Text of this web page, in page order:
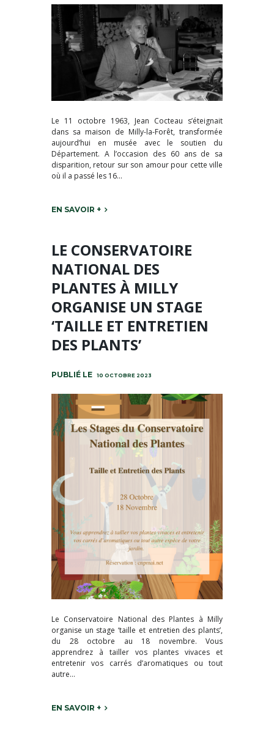
Le 11 octobre 1963, Jean Cocteau s’éteignait
dans sa maison de Milly-la-Forêt, transformée
aujourd’hui en musée avec le soutien du
Département. A l’occasion des 60 ans de sa
disparition, retour sur son amour pour cette ville
où il a passé les 16...
EN SAVOIR +
LE CONSERVATOIRE
NATIONAL DES
PLANTES À MILLY
ORGANISE UN STAGE
‘TAILLE ET ENTRETIEN
DES PLANTS’
10 OCTOBRE 2023
Le Conservatoire National des Plantes à Milly
organise un stage ‘taille et entretien des plants’,
du 28 octobre au 18 novembre. Vous
apprendrez à tailler vos plantes vivaces et
entretenir vos carrés d’aromatiques ou tout
autre...
EN SAVOIR +